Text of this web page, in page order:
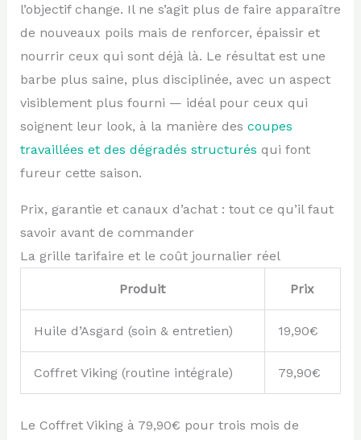
l’objectif change. Il ne s’agit plus de faire apparaître
de nouveaux poils mais de renforcer, épaissir et
nourrir ceux qui sont déjà là. Le résultat est une
barbe plus saine, plus disciplinée, avec un aspect
visiblement plus fourni — idéal pour ceux qui
soignent leur look, à la manière des coupes
travaillées et des dégradés structurés qui font
fureur cette saison.
Prix, garantie et canaux d’achat : tout ce qu’il faut
savoir avant de commander
La grille tarifaire et le coût journalier réel
Produit Prix
Huile d’Asgard (soin & entretien) 19,90€
Coffret Viking (routine intégrale) 79,90€
Le Coffret Viking à 79,90€ pour trois mois de